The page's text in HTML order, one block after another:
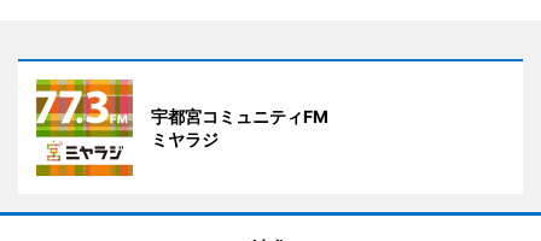
宇都宮コミュニティFM
ミヤラジ